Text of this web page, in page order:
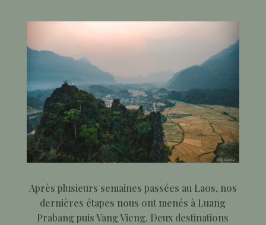
Après plusieurs semaines passées au Laos, nos
dernières étapes nous ont menés à Luang
Prabang puis Vang Vieng. Deux destinations